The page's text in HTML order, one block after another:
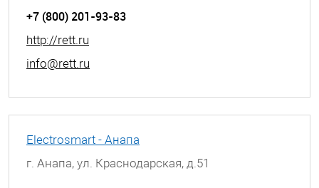
+7 (800) 201-93-83
http://rett.ru
info@rett.ru
Electrosmart - Анапа
г. Анапа, ул. Краснодарская, д.51